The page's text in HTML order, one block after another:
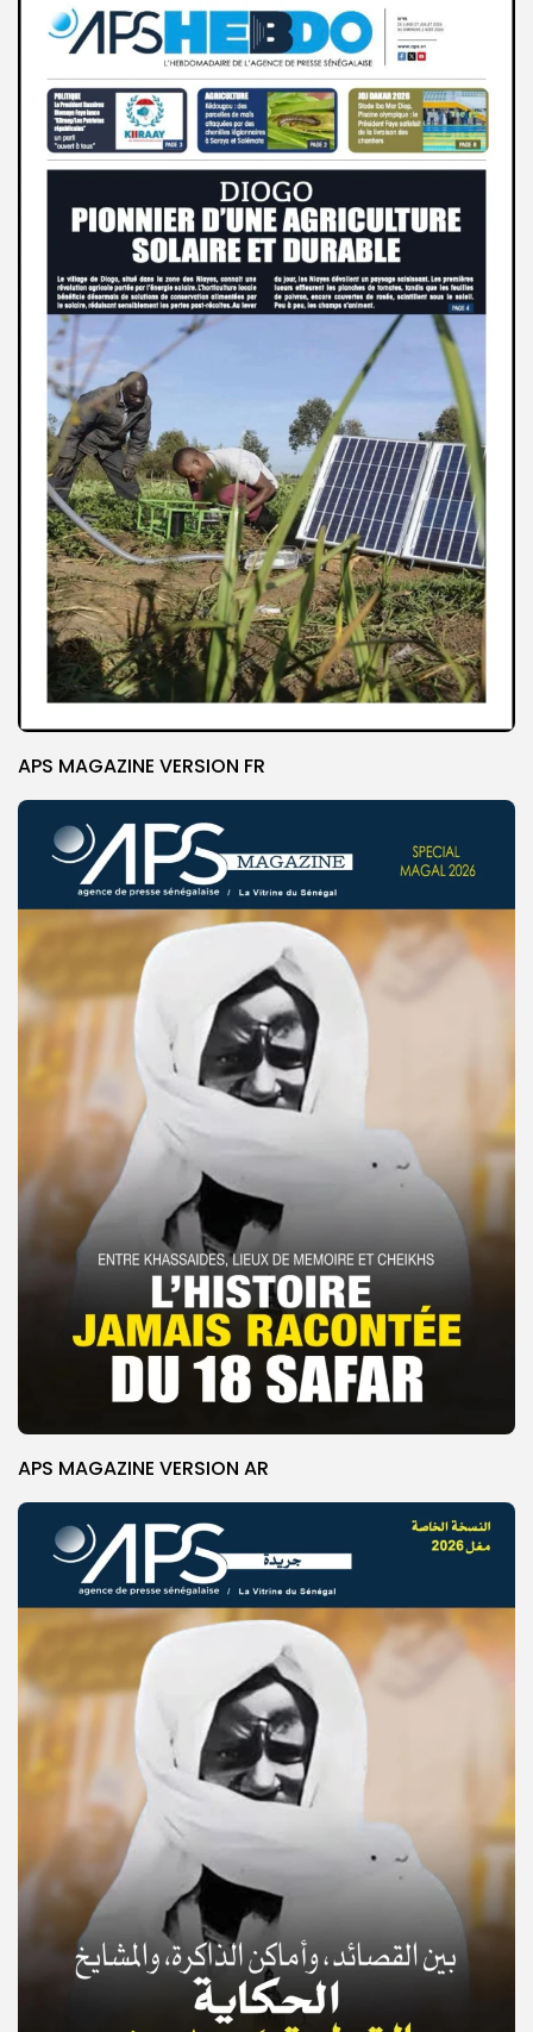
© Copyright 2025, APS
APS MAGAZINE VERSION FR
APS MAGAZINE VERSION AR